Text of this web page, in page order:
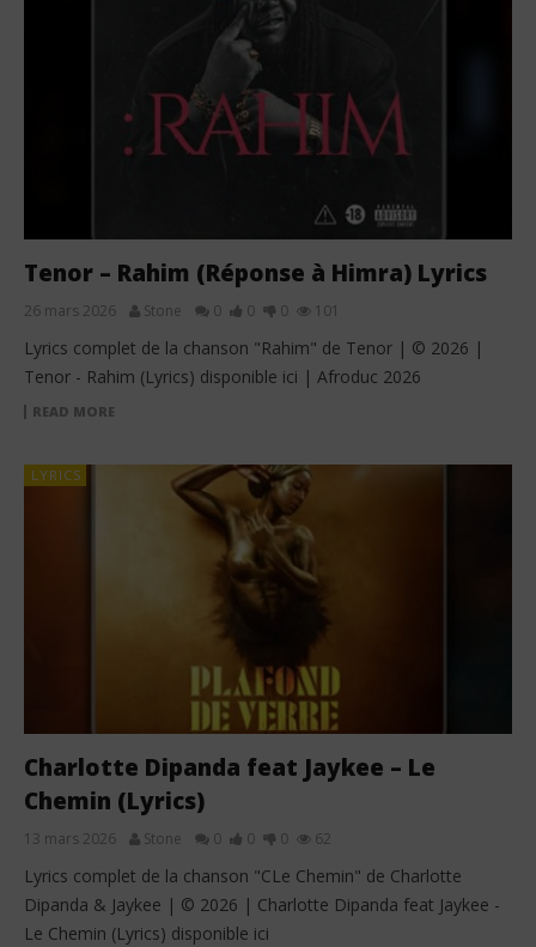
Tenor – Rahim (Réponse à Himra) Lyrics
26 mars 2026 Stone 0 0 0 101
Lyrics complet de la chanson "Rahim" de Tenor | © 2026 |
Tenor - Rahim (Lyrics) disponible ici | Afroduc 2026
READ MORE
LYRICS
Charlotte Dipanda feat Jaykee – Le
Chemin (Lyrics)
13 mars 2026 Stone 0 0 0 62
Lyrics complet de la chanson "CLe Chemin" de Charlotte
Dipanda & Jaykee | © 2026 | Charlotte Dipanda feat Jaykee -
Le Chemin (Lyrics) disponible ici